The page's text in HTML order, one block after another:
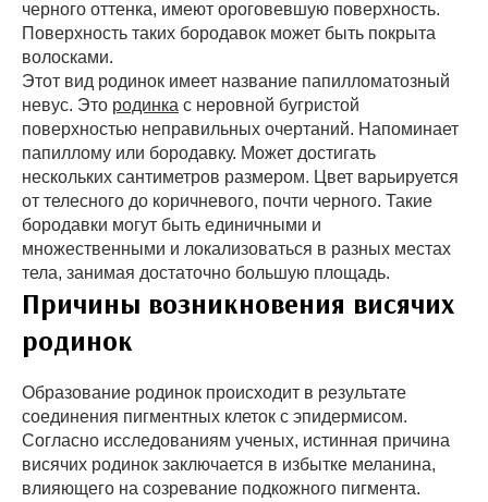
черного оттенка, имеют ороговевшую поверхность.
Поверхность таких бородавок может быть покрыта
волосками.
Этот вид родинок имеет название папилломатозный
невус. Это родинка с неровной бугристой
поверхностью неправильных очертаний. Напоминает
папиллому или бородавку. Может достигать
нескольких сантиметров размером. Цвет варьируется
от телесного до коричневого, почти черного. Такие
бородавки могут быть единичными и
множественными и локализоваться в разных местах
тела, занимая достаточно большую площадь.
Причины возникновения висячих
родинок
Образование родинок происходит в результате
соединения пигментных клеток с эпидермисом.
Согласно исследованиям ученых, истинная причина
висячих родинок заключается в избытке меланина,
влияющего на созревание подкожного пигмента.